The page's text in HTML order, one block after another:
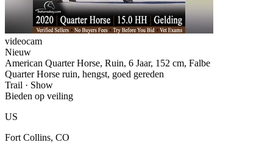
videocam
Nieuw
American Quarter Horse, Ruin, 6 Jaar, 152 cm, Falbe
Quarter Horse ruin, hengst, goed gereden
Trail · Show
Bieden op veiling
US
Fort Collins, CO